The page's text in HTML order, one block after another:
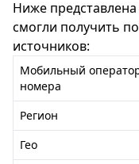
Ниже
смогли получить
источников:
Мобильный
номера
Регион
Гео